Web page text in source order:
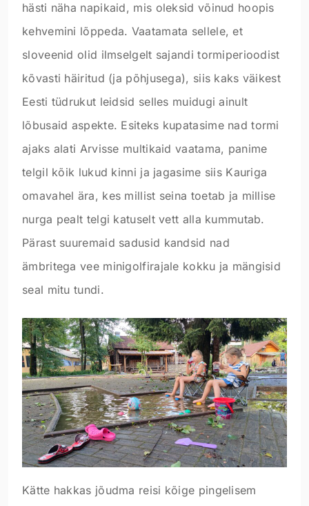
hästi näha napikaid, mis oleksid võinud hoopis
kehvemini lõppeda. Vaatamata sellele, et
sloveenid olid ilmselgelt sajandi tormiperioodist
kõvasti häiritud (ja põhjusega), siis kaks väikest
Eesti tüdrukut leidsid selles muidugi ainult
lõbusaid aspekte. Esiteks kupatasime nad tormi
ajaks alati Arvisse multikaid vaatama, panime
telgil kõik lukud kinni ja jagasime siis Kauriga
omavahel ära, kes millist seina toetab ja millise
nurga pealt telgi katuselt vett alla kummutab.
Pärast suuremaid sadusid kandsid nad
ämbritega vee minigolfirajale kokku ja mängisid
seal mitu tundi.
Kätte hakkas jõudma reisi kõige pingelisem